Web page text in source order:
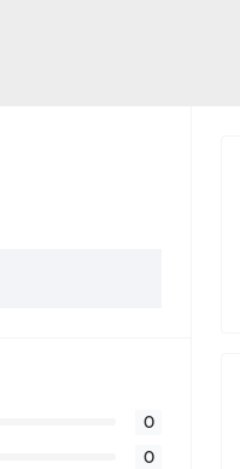
0
0